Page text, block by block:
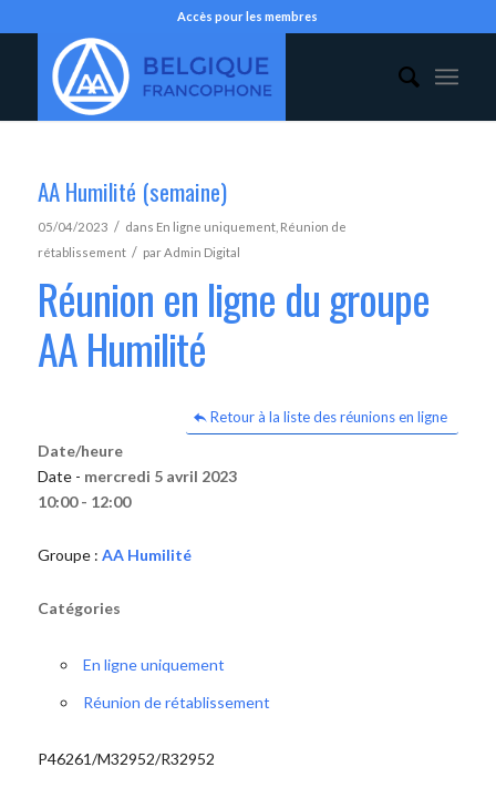
Accès pour les membres
AA Humilité (semaine)
05/04/2023 / dans En ligne uniquement, Réunion de
rétablissement / parAdmin Digital
Réunion en ligne du groupe
AA Humilité
Retour à la liste des réunions en ligne
Date/heure
Date - mercredi 5 avril 2023
10:00 - 12:00
Groupe : AA Humilité
Catégories
En ligne uniquement
Réunion de rétablissement
P46261/M32952/R32952